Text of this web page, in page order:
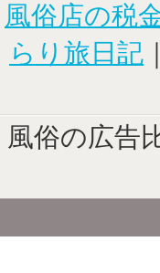
風俗店の税
らり旅日記 ｜
風俗の広告